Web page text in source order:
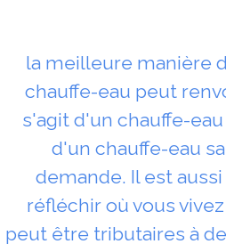
la meilleure manière
chauffe-eau peut
s'agit d'un chauffe-
d'un chauffe-eau
demande. Il est
réfléchir où vous
peut être tributaires à